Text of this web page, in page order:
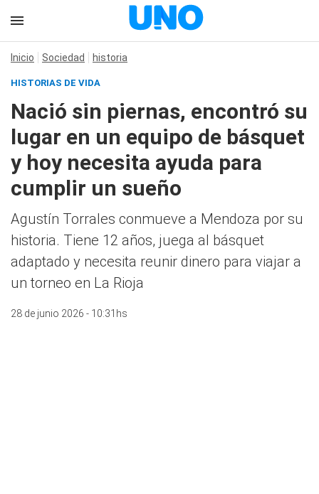
Inicio Sociedad historia
HISTORIAS DE VIDA
Nació sin piernas, encontró su
lugar en un equipo de básquet
y hoy necesita ayuda para
cumplir un sueño
Agustín Torrales conmueve a Mendoza por su
historia. Tiene 12 años, juega al básquet
adaptado y necesita reunir dinero para viajar a
un torneo en La Rioja
28 de junio 2026 - 10:31hs